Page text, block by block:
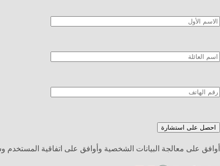
أوافق على معالجة البيانات الشخصية وأوافق على اتفاقية